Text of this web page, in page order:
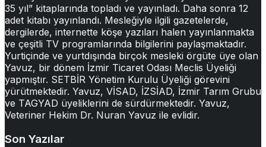
35 yıl” kitaplarında topladı ve yayınladı. Daha sonra 12
adet kitabı yayınlandı. Mesleğiyle ilgili gazetelerde,
dergilerde, internette köşe yazıları halen yayınlanmakta
ve çeşitli TV programlarında bilgilerini paylaşmaktadır.
Yurtiçinde ve yurtdışında birçok mesleki örgüte üye olan
Yavuz, bir dönem İzmir Ticaret Odası Meclis Üyeliği
yapmıştır. SETBİR Yönetim Kurulu Üyeliği görevini
yürütmektedir. Yavuz, VİSAD, İZSİAD, İzmir Tarım Grubu
ve TAGYAD üyeliklerini de sürdürmektedir. Yavuz,
Veteriner Hekim Dr. Nuran Yavuz ile evlidir.
Son Yazılar